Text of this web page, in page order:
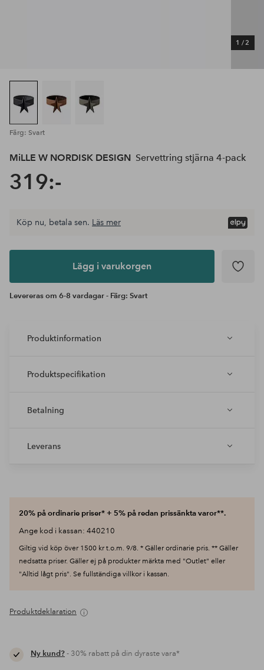
1 /2
Färg: Svart
MiLLE W NORDISK DESIGN Servettring stjärna 4-pack
319:-
Lägg i
Köp nu, betala sen. Läs mer
Lägg i varukorgen
Levereras om 6-8 vardagar - Färg: Svart
Produktinformation
Produktspecifikation
Betalning
Leverans
20% på ordinarie priser* + 5% på redan prissänkta varor**.
Ange kod i kassan: 440210
Giltig vid köp över 1500 kr t.o.m. 9/8. * Gäller ordinarie pris. ** Gäller
nedsatta priser. Gäller ej på produkter märkta med "Outlet" eller
"Alltid lågt pris". Se fullständiga villkor i kassan.
Produktdeklaration
Ny kund?- 30% rabatt på din dyraste vara*